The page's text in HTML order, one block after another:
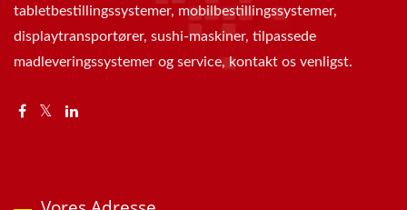
tabletbestillingssystemer, mobilbestillingssystemer,
displaytransportører, sushi-maskiner, tilpassede
madleveringssystemer og service, kontakt os venligst.